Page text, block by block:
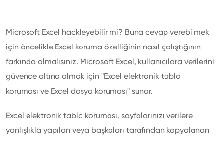
Microsoft Excel hackleyebilir mi? Buna cevap verebilmek
için öncelikle Excel koruma özelliğinin nasıl çalıştığının
farkında olmalısınız. Microsoft Excel, kullanıcılara verilerini
güvence altına almak için "Excel elektronik tablo
koruması ve Excel dosya koruması" sunar.
Excel elektronik tablo koruması, sayfalarınızı verilere
yanlışlıkla yapılan veya başkaları tarafından kopyalanan